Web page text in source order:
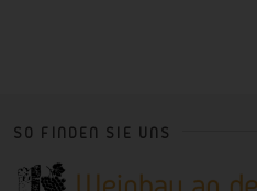
SO FINDEN SIE UNS